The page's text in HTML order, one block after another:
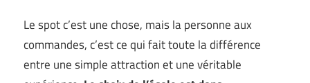
Le spot c’est une chose, mais la personne aux
commandes, c’est ce qui fait toute la différence
entre une simple attraction et une véritable